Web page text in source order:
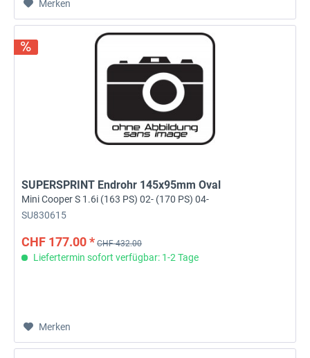
Merken
SUPERSPRINT Endrohr 145x95mm Oval
Mini Cooper S 1.6i (163 PS) 02- (170 PS) 04-
SU830615
CHF 177.00 * CHF 432.00
Liefertermin sofort verfügbar: 1-2 Tage
Merken